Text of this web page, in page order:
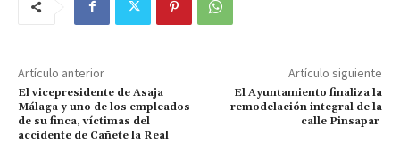
Artículo anterior
El vicepresidente de Asaja
Málaga y uno de los empleados
de su finca, víctimas del
accidente de Cañete la Real
Artículo siguiente
El Ayuntamiento finaliza la
remodelación integral de la
calle Pinsapar